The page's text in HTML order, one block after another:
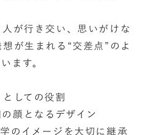
が行き交い、思いがけな
が生まれる“交差点”のよ
ます。
しての役割
顔となるデザイン
のイメージを大切に継承